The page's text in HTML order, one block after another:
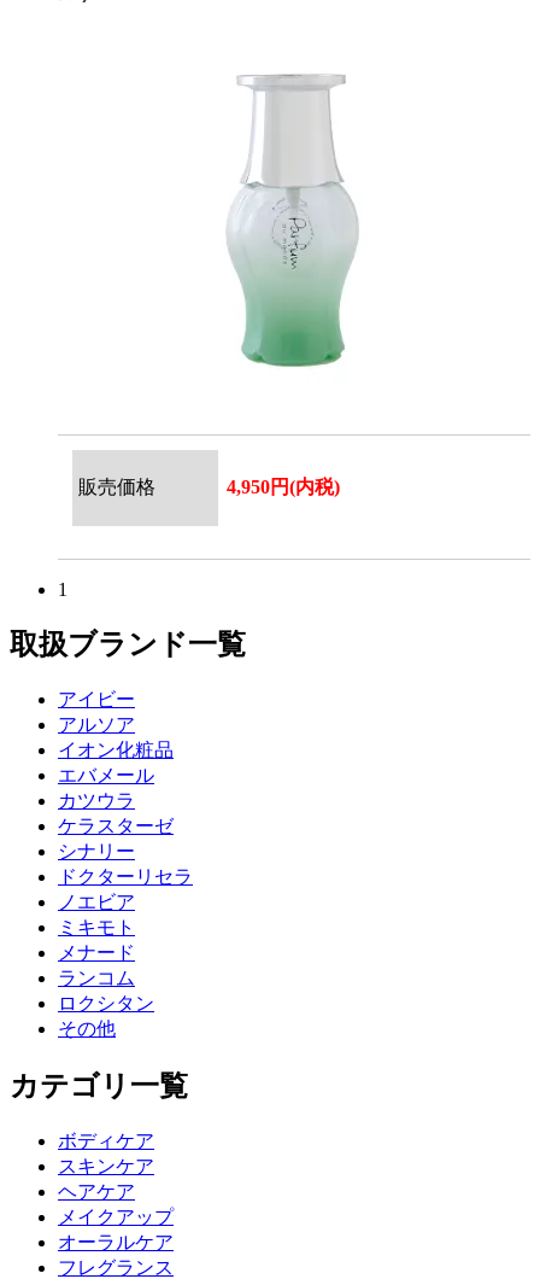
販売価格 4,950円(内税)
1
取扱ブランド一覧
アイビー
アルソア
イオン化粧品
エバメール
カツウラ
ケラスターゼ
シナリー
ドクターリセラ
ノエビア
ミキモト
メナード
ランコム
ロクシタン
その他
カテゴリ一覧
ボディケア
スキンケア
ヘアケア
メイクアップ
オーラルケア
フレグランス